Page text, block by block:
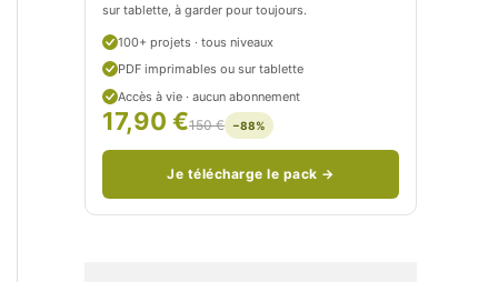
r
n
/
t
o
n
c
o
sur tablette, à garder pour toujours.
100+ projets · tous niveaux
PDF imprimables ou sur tablette
Accès à vie · aucun abonnement
17,90 €150 € −88%
Je télécharge le pack →